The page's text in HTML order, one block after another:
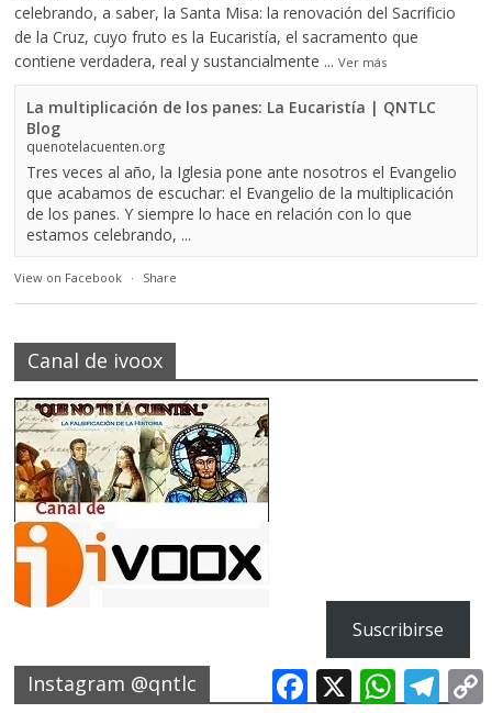
celebrando, a saber, la Santa Misa: la renovación del Sacrificio
de la Cruz, cuyo fruto es la Eucaristía, el sacramento que
contiene verdadera, real y sustancialmente ...Ver más
La multiplicación de los panes: La Eucaristía | QNTLC
Blog
quenotelacuenten.org
Tres veces al año, la Iglesia pone ante nosotros el Evangelio
que acabamos de escuchar: el Evangelio de la multiplicación
de los panes. Y siempre lo hace en relación con lo que
estamos celebrando, ...
View on Facebook · Share
Canal de ivoox
Instagram @qntlc a
X W
h
T
e
Suscribirse